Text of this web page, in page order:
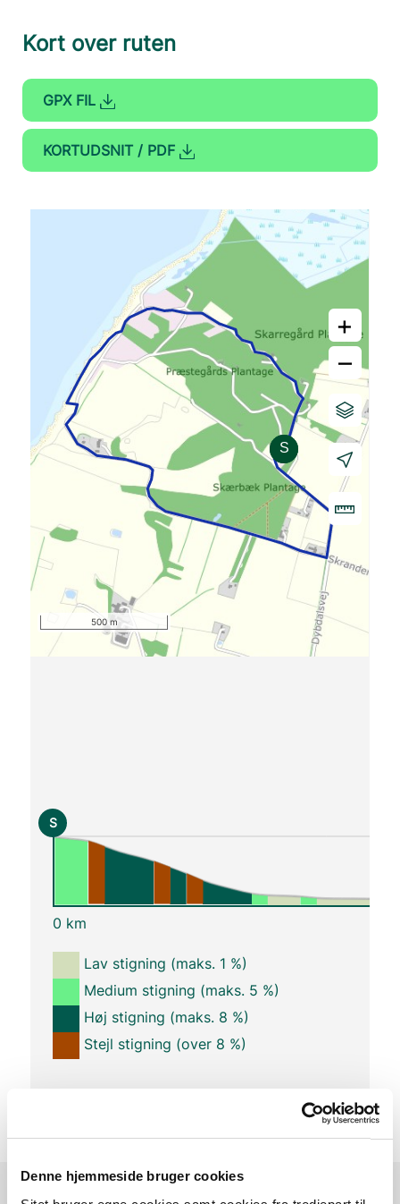
Denne hjemmeside bruger cookies
Kort over ruten
GPX FIL
KORTUDSNIT / PDF
+
–
500 m
S
0 km
Lav stigning (maks. 1 %)
Medium stigning (maks. 5 %)
Høj stigning (maks. 8 %)
Stejl stigning (over 8 %)